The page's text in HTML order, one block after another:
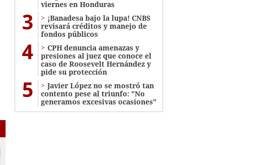
viernes en Honduras
3
¡Banadesa bajo la lupa! CNBS
revisará créditos y manejo de
fondos públicos
4
CPH denuncia amenazas y
presiones al juez que conoce el
caso de Roosevelt Hernández y
pide su protección
5
Javier López no se mostró tan
contento pese al triunfo: "No
generamos excesivas ocasiones"